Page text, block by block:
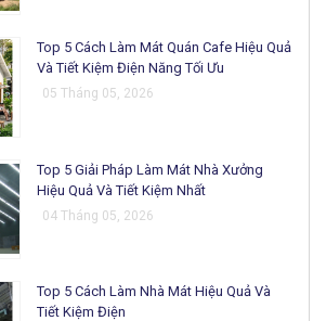
Top 5 Cách Làm Mát Quán Cafe Hiệu Quả
Và Tiết Kiệm Điện Năng Tối Ưu
05 Tháng 05, 2026
Top 5 Giải Pháp Làm Mát Nhà Xưởng
Hiệu Quả Và Tiết Kiệm Nhất
04 Tháng 05, 2026
Top 5 Cách Làm Nhà Mát Hiệu Quả Và
Tiết Kiệm Điện